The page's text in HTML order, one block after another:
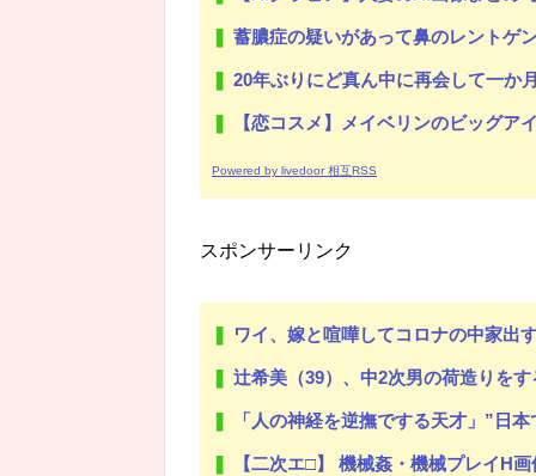
蓄膿症の疑いがあって鼻のレントゲン撮ったら骨折だった。
20年ぶりにど真ん中に再会して一か月ガマンしたがLINE
【恋コスメ】メイベリンのビッグア
Powered by livedoor 相互RSS
スポンサーリンク
ワイ、嫁と喧嘩してコロナの中家出
辻希美（39）、中2次男の荷造りをする様子
「人の神経を逆撫でする天才」”日本で一番悪い男”福岡県議会の
【二次エ□】 機械姦・機械プレイH